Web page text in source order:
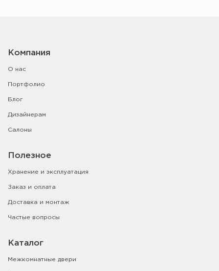
Компания
О нас
Портфолио
Блог
Дизайнерам
Салоны
Полезное
Хранение и эксплуатация
Заказ и оплата
Доставка и монтаж
Частые вопросы
Каталог
Межкомнатные двери